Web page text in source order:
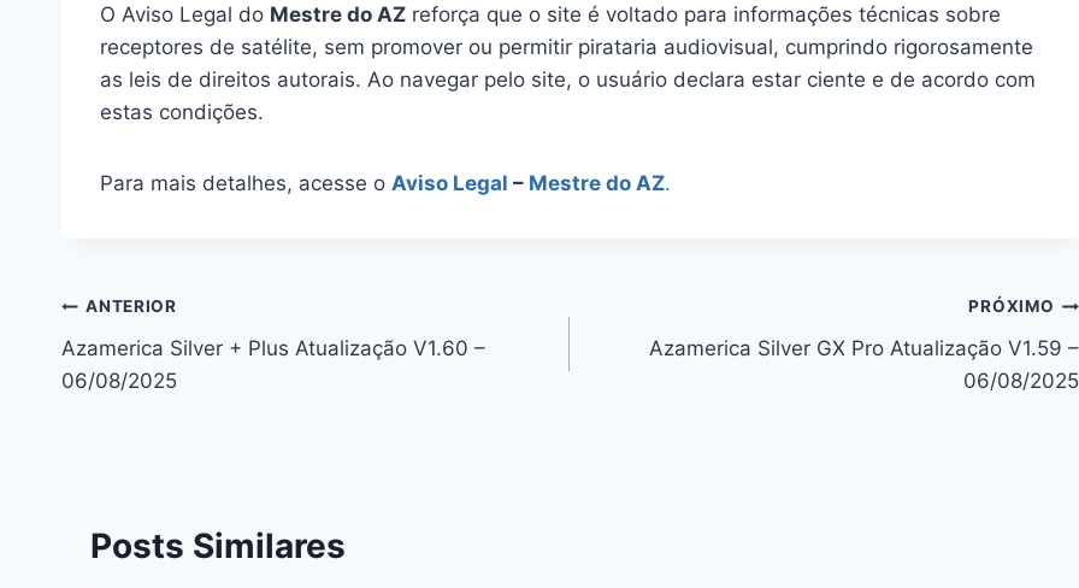
O Aviso Legal do Mestre do AZ reforça que o site é voltado para informações técnicas sobre
receptores de satélite, sem promover ou permitir pirataria audiovisual, cumprindo rigorosamente
as leis de direitos autorais. Ao navegar pelo site, o usuário declara estar ciente e de acordo com
estas condições.
Para mais detalhes, acesse o Aviso Legal – Mestre do AZ.
Navegação
de
ANTERIOR
Azamerica Silver + Plus Atualização V1.60 –
06/08/2025
PRÓXIMO
Azamerica Silver GX Pro Atualização V1.59 –
06/08/2025
Posts Similares